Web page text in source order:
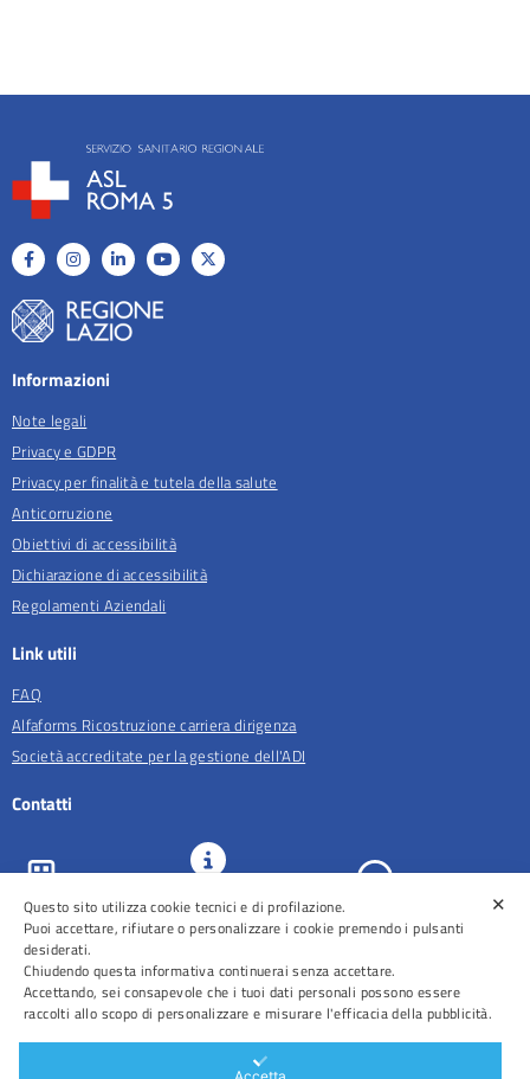
Informazioni
Note legali
Privacy e GDPR
Privacy per finalità e tutela della salute
Anticorruzione
Obiettivi di accessibilità
Dichiarazione di accessibilità
Regolamenti Aziendali
Link utili
FAQ
Alfaforms Ricostruzione carriera dirigenza
Società accreditate per la gestione dell'ADI
Contatti
ASL Roma 5
URP e
Comunicazione
Prenotazioni
✕
Questo sito utilizza cookie tecnici e di profilazione.
Puoi accettare, rifiutare o personalizzare i cookie premendo i pulsanti
desiderati.
Chiudendo questa informativa continuerai senza accettare.
Accettando, sei consapevole che i tuoi dati personali possono essere
raccolti allo scopo di personalizzare e misurare l'efficacia della pubblicità.